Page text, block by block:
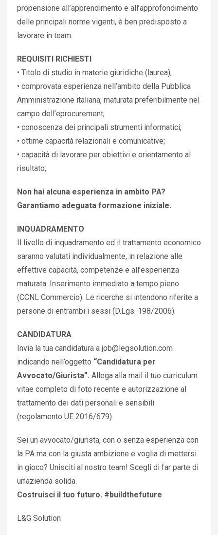
propensione all’apprendimento e all’approfondimento
delle principali norme vigenti, è ben predisposto a
lavorare in team.
REQUISITI RICHIESTI
• Titolo di studio in materie giuridiche (laurea);
• comprovata esperienza nell’ambito della Pubblica
Amministrazione italiana, maturata preferibilmente nel
campo dell’eprocurement;
• conoscenza dei principali strumenti informatici;
• ottime capacità relazionali e comunicative;
• capacità di lavorare per obiettivi e orientamento al
risultato;
Non hai alcuna esperienza in ambito PA?
Garantiamo adeguata formazione iniziale.
INQUADRAMENTO
Il livello di inquadramento ed il trattamento economico
saranno valutati individualmente, in relazione alle
effettive capacità, competenze e all’esperienza
maturata. Inserimento immediato a tempo pieno
(CCNL Commercio). Le ricerche si intendono riferite a
persone di entrambi i sessi (D.Lgs. 198/2006).
CANDIDATURA
Invia la tua candidatura a job@legsolution.com
indicando nell’oggetto “Candidatura per
Avvocato/Giurista”. Allega alla mail il tuo curriculum
vitae completo di foto recente e autorizzazione al
trattamento dei dati personali e sensibili
(regolamento UE 2016/679).
Sei un avvocato/giurista, con o senza esperienza con
la PA ma con la giusta ambizione e voglia di mettersi
in gioco? Unisciti al nostro team! Scegli di far parte di
un’azienda solida.
Costruisci il tuo futuro. #buildthefuture
L&G Solution